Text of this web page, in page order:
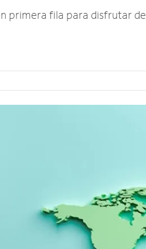
primera fila para disfrutar